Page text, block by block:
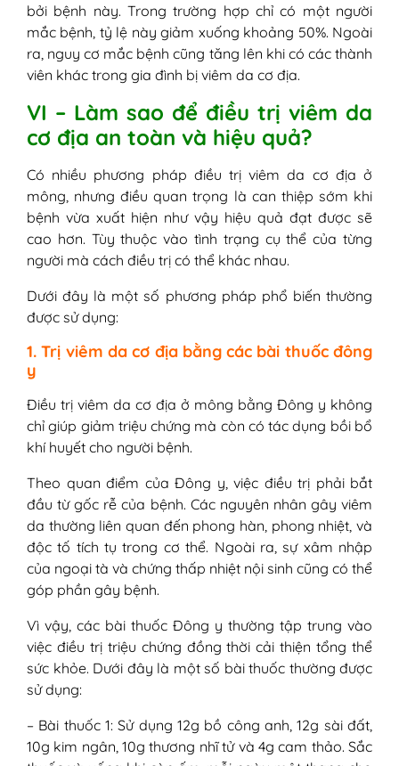
bởi bệnh này. Trong trường hợp chỉ có một người
mắc bệnh, tỷ lệ này giảm xuống khoảng 50%. Ngoài
ra, nguy cơ mắc bệnh cũng tăng lên khi có các thành
viên khác trong gia đình bị viêm da cơ địa.
VI – Làm sao để điều trị viêm da
cơ địa an toàn và hiệu quả?
Có nhiều phương pháp điều trị viêm da cơ địa ở
mông, nhưng điều quan trọng là can thiệp sớm khi
bệnh vừa xuất hiện như vậy hiệu quả đạt được sẽ
cao hơn. Tùy thuộc vào tình trạng cụ thể của từng
người mà cách điều trị có thể khác nhau.
Dưới đây là một số phương pháp phổ biến thường
được sử dụng:
1. Trị viêm da cơ địa bằng các bài thuốc đông
y
Điều trị viêm da cơ địa ở mông bằng Đông y không
chỉ giúp giảm triệu chứng mà còn có tác dụng bồi bổ
khí huyết cho người bệnh.
Theo quan điểm của Đông y, việc điều trị phải bắt
đầu từ gốc rễ của bệnh. Các nguyên nhân gây viêm
da thường liên quan đến phong hàn, phong nhiệt, và
độc tố tích tụ trong cơ thể. Ngoài ra, sự xâm nhập
của ngoại tà và chứng thấp nhiệt nội sinh cũng có thể
góp phần gây bệnh.
Vì vậy, các bài thuốc Đông y thường tập trung vào
việc điều trị triệu chứng đồng thời cải thiện tổng thể
sức khỏe. Dưới đây là một số bài thuốc thường được
sử dụng:
– Bài thuốc 1: Sử dụng 12g bồ công anh, 12g sài đất,
10g kim ngân, 10g thương nhĩ tử và 4g cam thảo. Sắc